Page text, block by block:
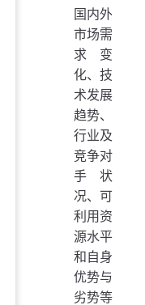
国内外
市场需
求变
化、技
术发展
趋势、
行业及
竞争对
手状
况、可
利用资
源水平
和自身
优势与
劣势等